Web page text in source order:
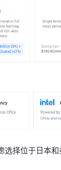
选择位于日本